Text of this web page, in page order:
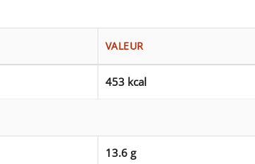
VALEUR
453 kcal
13.6 g